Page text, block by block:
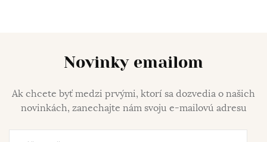
Novinky emailom
Ak chcete byť medzi prvými, ktorí sa dozvedia o našich
novinkách, zanechajte nám svoju e-mailovú adresu